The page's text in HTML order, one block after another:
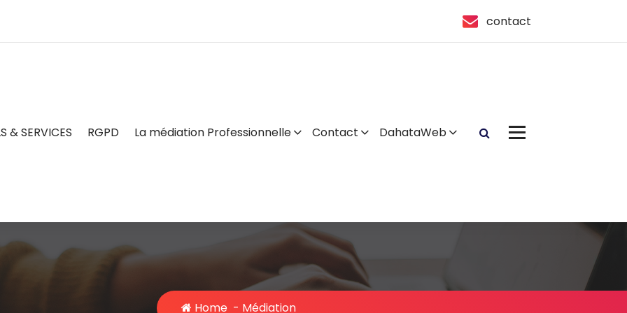
contact
& SERVICES RGPD La médiation Professionnelle Contact DahataWeb
Home - Médiation